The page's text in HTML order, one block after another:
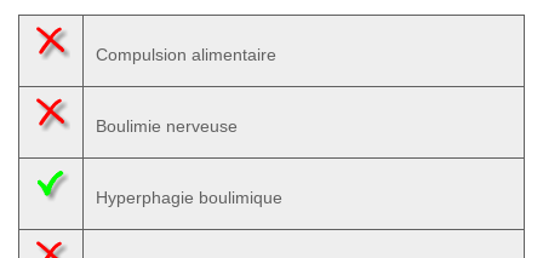
Compulsion alimentaire
Boulimie nerveuse
Hyperphagie boulimique